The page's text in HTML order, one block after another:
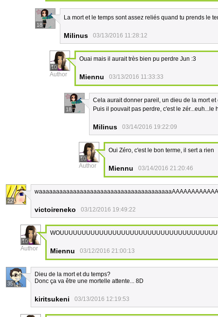
18
La mort et le temps sont assez reliés quand tu prends le
Milinus 03/13/2016 11:28:12
10
Author
Ouai mais il aurait très bien pu perdre Jun :3
Miennu 03/13/2016 11:33:33
18
Cela aurait donner pareil, un dieu de la mort et
Puis il pouvait pas perdre, c'est le
Milinus 03/14/2016 19:22:09
10
Author
Oui Zéro, c'est le bon terme, il sert a rien
Miennu 03/14/2016 21:20:46
22
victoireneko 03/12/2016 19:49:22
10
Author Miennu 03/12/2016 21:00:13
35
Dieu de la mort et du temps?
Donc ça va être une mortelle attente... 8D
kiritsukeni 03/13/2016 12:19:53